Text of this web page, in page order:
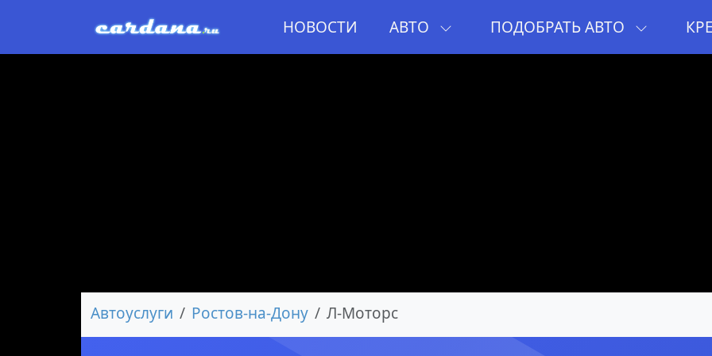
НОВОСТИ АВТО ПОДОБРАТЬ АВТО
Автоуслуги Ростов-на-Дону Л-Моторс